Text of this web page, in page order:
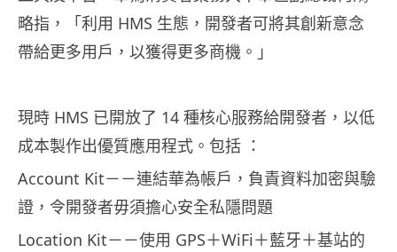
略指，「利用 HMS 生態，開發者可將其創新意念
帶給更多用戶，以獲得更多商機。」
現時 HMS 已開放了 14 種核心服務給開發者，以低
成本製作出優質應用程式。包括 ：
Account Kit－－連結華為帳戶，負責資料加密與驗
證，令開發者毋須擔心安全私隱問題
Location Kit－－使用 GPS＋WiFi＋藍牙＋基站的